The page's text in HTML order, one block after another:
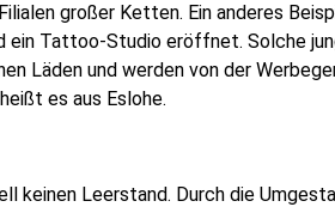
großer Ketten. Ein anderes
ein Tattoo-Studio eröffnet. Solche
Läden und werden von der
es aus Eslohe.
keinen Leerstand. Durch die